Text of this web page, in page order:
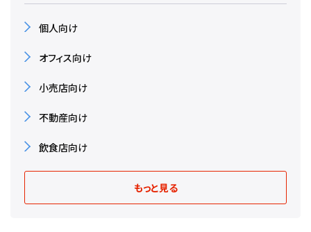
個人向け
オフィス向け
小売店向け
不動産向け
飲食店向け
もっと見る